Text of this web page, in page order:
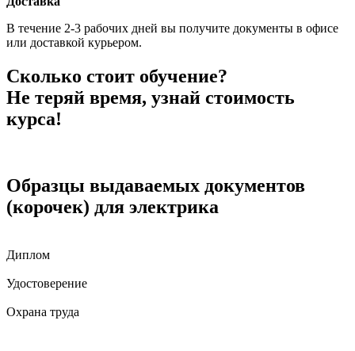
В течение 2-3 рабочих дней вы получите документы в офисе
или доставкой курьером.
Сколько стоит обучение?
Не теряй время, узнай стоимость
курса!
Образцы выдаваемых документов
(корочек) для электрика
Диплом
Удостоверение
Охрана труда